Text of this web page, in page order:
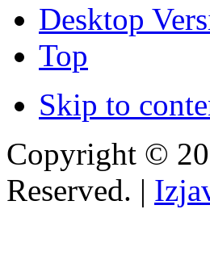
Desktop
Top
Skip to
Copyright ©
Reserved. |